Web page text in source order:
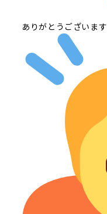
ありがとうございます